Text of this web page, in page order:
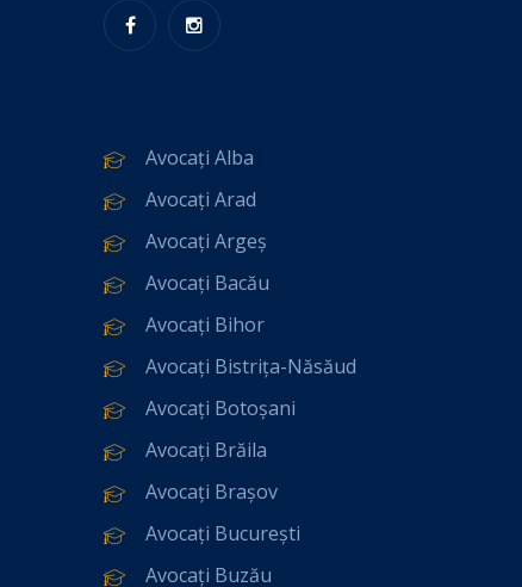
Avocați Alba
Avocați Arad
Avocați Argeș
Avocați Bacău
Avocați Bihor
Avocați Bistrița-Năsăud
Avocați Botoșani
Avocați Brăila
Avocați Brașov
Avocați București
Avocați Buzău